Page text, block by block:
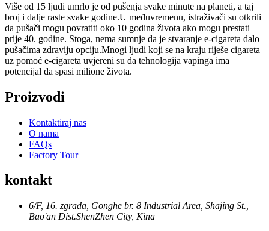
Više od 15 ljudi umrlo je od pušenja svake minute na planeti, a taj
broj i dalje raste svake godine.U međuvremenu, istraživači su otkrili
da pušači mogu povratiti oko 10 godina života ako mogu prestati
prije 40. godine. Stoga, nema sumnje da je stvaranje e-cigareta dalo
pušačima zdraviju opciju.Mnogi ljudi koji se na kraju riješe cigareta
uz pomoć e-cigareta uvjereni su da tehnologija vapinga ima
potencijal da spasi milione života.
Proizvodi
Kontaktiraj nas
O nama
FAQs
Factory Tour
kontakt
6/F, 16. zgrada, Gonghe br. 8 Industrial Area, Shajing St.,
Bao'an Dist.ShenZhen City, Kina